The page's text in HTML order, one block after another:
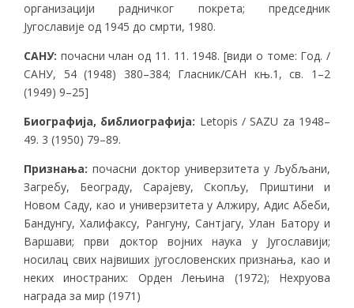
организацији радничког покрета; председник
Југославије од 1945 до смрти, 1980.
САНУ: почасни члан од 11. 11. 1948. [види о томе: Год. /
САНУ, 54 (1948) 380–384; Гласник/САН књ.1, св. 1–2
(1949) 9–25]
Биографија, библиографија: Letopis / SAZU za 1948–
49. 3 (1950) 79–89.
Признања: почасни доктор универзитета у Љубљани,
Загребу, Београду, Сарајеву, Скопљу, Приштини и
Новом Саду, као и универзитета у Алжиру, Адис Абеби,
Бандунгу, Халифаксу, Рангуну, Сантјагу, Улан Батору и
Варшави; први доктор војних наука у Југославији;
носилац свих највиших југословенских признања, као и
неких иностраних: Орден Лењина (1972); Нехруова
награда за мир (1971)